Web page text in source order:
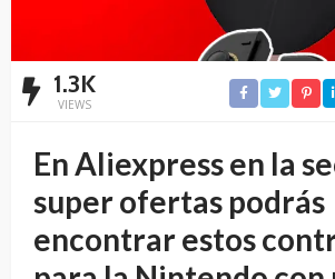
1.3K
VIEWS
En Aliexpress en la
super ofertas podrás
encontrar estos